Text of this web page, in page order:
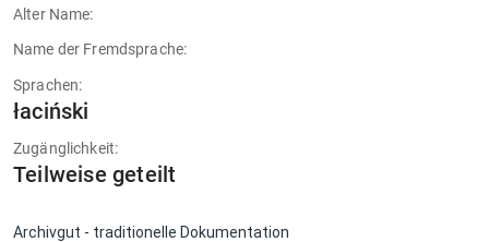
Alter Name:
Name der Fremdsprache:
Sprachen:
łaciński
Zugänglichkeit:
Teilweise geteilt
Archivgut - traditionelle Dokumentation